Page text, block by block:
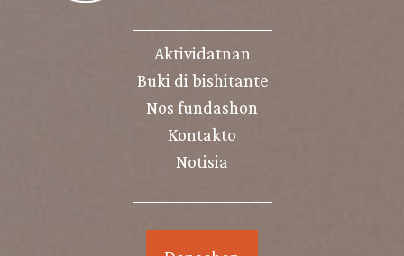
Aktividatnan
Buki di bishitante
Nos fundashon
Kontakto
Notisia